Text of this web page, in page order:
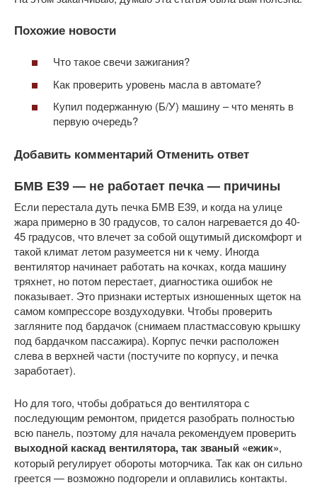
Похожие новости
Что такое свечи зажигания?
Как проверить уровень масла в автомате?
Купил подержанную (Б/У) машину – что менять в
первую очередь?
Добавить комментарий Отменить ответ
БМВ Е39 — не работает печка — причины
Если перестала дуть печка БМВ Е39, и когда на улице
жара примерно в 30 градусов, то салон нагревается до 40-
45 градусов, что влечет за собой ощутимый дискомфорт и
такой климат летом разумеется ни к чему. Иногда
вентилятор начинает работать на кочках, когда машину
тряхнет, но потом перестает, диагностика ошибок не
показывает. Это признаки истертых изношенных щеток на
самом компрессоре воздуходувки. Чтобы проверить
загляните под бардачок (снимаем пластмассовую крышку
под бардачком пассажира). Корпус печки расположен
слева в верхней части (постучите по корпусу, и печка
заработает).
Но для того, чтобы добраться до вентилятора с
последующим ремонтом, придется разобрать полностью
всю панель, поэтому для начала рекомендуем проверить
выходной каскад вентилятора, так званый «ежик»,
который регулирует обороты моторчика. Так как он сильно
греется — возможно подгорели и оплавились контакты.